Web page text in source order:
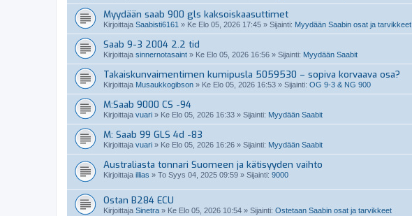
Myydään saab 900 gls kaksoiskaasuttimet
Kirjoittaja Saabisti6161 » Ke Elo 05, 2026 17:45 » Sijainti: Myydään Saabin osat ja tarvikkeet
Saab 9-3 2004 2.2 tid
Kirjoittaja sinnernotasaint » Ke Elo 05, 2026 16:56 » Sijainti: Myydään Saabit
Takaiskunvaimentimen kumipusla 5059530 – sopiva korvaava osa?
Kirjoittaja Musaukkogibson » Ke Elo 05, 2026 16:53 » Sijainti: OG 9-3 & NG 900
M:Saab 9000 CS -94
Kirjoittaja vuari » Ke Elo 05, 2026 16:33 » Sijainti: Myydään Saabit
M: Saab 99 GLS 4d -83
Kirjoittaja vuari » Ke Elo 05, 2026 16:26 » Sijainti: Myydään Saabit
Australiasta tonnari Suomeen ja kätisyyden vaihto
Kirjoittaja illias » To Syys 04, 2025 09:59 » Sijainti: 9000
Ostan B284 ECU
Kirjoittaja Sinetra » Ke Elo 05, 2026 10:54 » Sijainti: Ostetaan Saabin osat ja tarvikkeet